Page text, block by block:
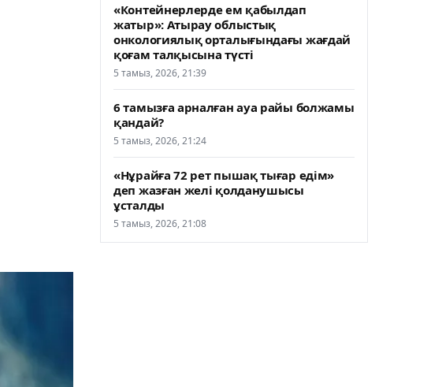
«Контейнерлерде ем қабылдап
жатыр»: Атырау облыстық
онкологиялық орталығындағы жағдай
қоғам талқысына түсті
5 тамыз, 2026, 21:39
6 тамызға арналған ауа райы болжамы
қандай?
5 тамыз, 2026, 21:24
«Нұрайға 72 рет пышақ тығар едім»
деп жазған желі қолданушысы
ұсталды
5 тамыз, 2026, 21:08